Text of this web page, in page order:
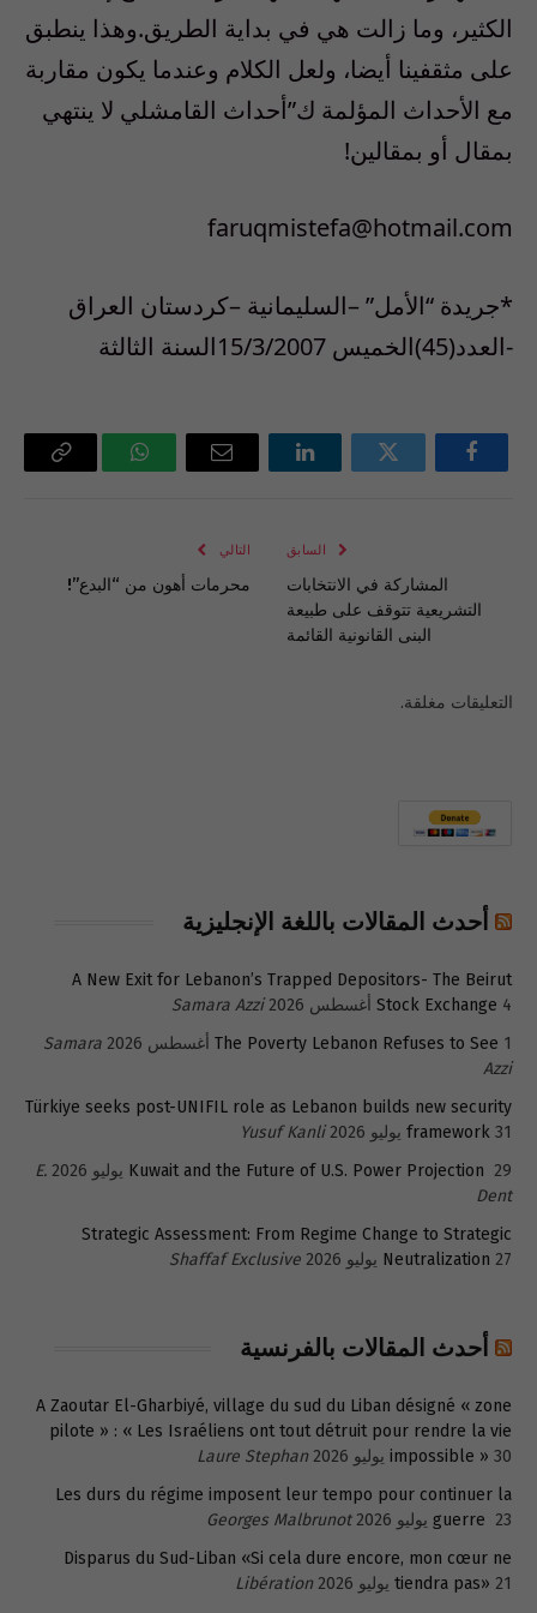
الكثير، وما زالت هي في بداية الطريق.وهذا ينطبق
على مثقفينا أيضا، ولعل الكلام وعندما يكون مقاربة
مع الأحداث المؤلمة ك”أحداث القامشلي لا ينتهي
بمقال أو بمقالين!
faruqmistefa@hotmail.com
*جريدة “الأمل” –السليمانية –كردستان العراق
-العدد(45)الخميس 15/3/2007السنة الثالثة
فيسبوك تويتر لينكدإن
البريد
واتساب Copy
السابق
المشاركة في الانتخابات
التشريعية تتوقف على طبيعة
البنى القانونية القائمة
التالي
محرمات أهون من “البدع”!
التعليقات مغلقة.
أحدث المقالات باللغة الإنجليزية
A New Exit for Lebanon’s Trapped Depositors- The Beirut
Stock Exchange 4 أغسطس 2026
Samara Azzi
The Poverty Lebanon Refuses to See 1 أغسطس 2026
Samara
Azzi
Türkiye seeks post-UNIFIL role as Lebanon builds new security
framework 31 يوليو 2026
Yusuf Kanli
Kuwait and the Future of U.S. Power Projection 29 يوليو 2026
E.
Dent
Strategic Assessment: From Regime Change to Strategic
Neutralization 27 يوليو 2026 Shaffaf Exclusive
أحدث المقالات بالفرنسية
A Zaoutar El-Gharbiyé, village du sud du Liban désigné « zone
pilote » : « Les Israéliens ont tout détruit pour rendre la vie
impossible » 30 يوليو 2026
Laure Stephan
Les durs du régime imposent leur tempo pour continuer la
guerre 23 يوليو 2026
Georges Malbrunot
Disparus du Sud-Liban «Si cela dure encore, mon cœur ne
tiendra pas» 21 يوليو 2026
Libération